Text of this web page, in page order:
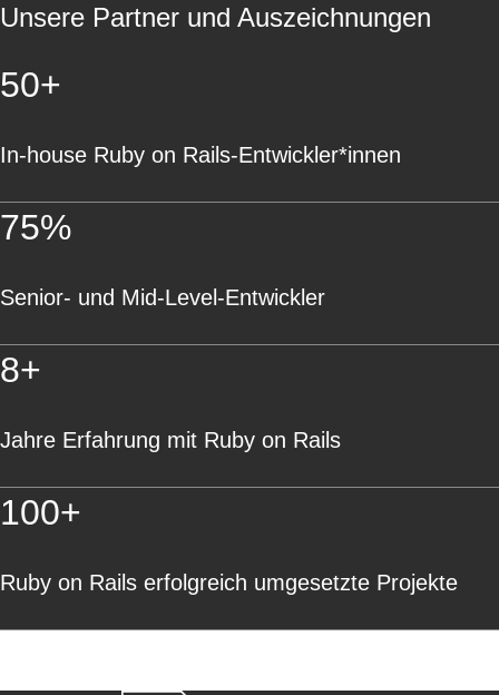
Unsere Partner und Auszeichnungen
50+
In-house Ruby on Rails-Entwickler*innen
75%
Senior- und Mid-Level-Entwickler
8+
Jahre Erfahrung mit Ruby on Rails
100+
Ruby on Rails erfolgreich umgesetzte Projekte